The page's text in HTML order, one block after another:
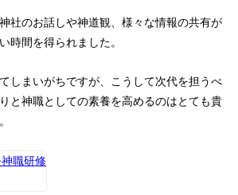
社のお話しや神道観、様々な情報の共有が
時間を得られました。
しまいがちですが、こうして次代を担うべ
と神職としての素養を高めるのはとても貴